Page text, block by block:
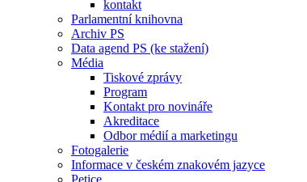
kontakt
Parlamentní knihovna
Archiv PS
Data agend PS (ke stažení)
Média
Tiskové zprávy
Program
Kontakt pro novináře
Akreditace
Odbor médií a marketingu
Fotogalerie
Informace v českém znakovém jazyce
Petice